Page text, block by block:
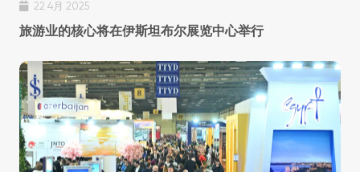
22 4月 2025
旅游业的核心将在伊斯坦布尔展览中心举行